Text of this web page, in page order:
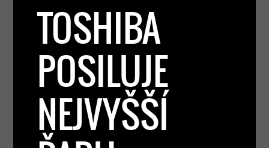
TOSHIBA
POSILUJE
NEJVYŠŠÍ